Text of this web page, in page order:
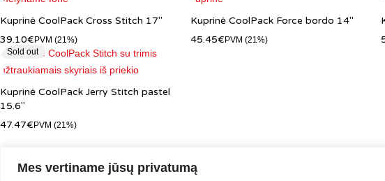
Mes vertiname jūsų privatumą
Kuprinė CoolPack Cross Stitch 17"
39.10€ PVM (21%)
Kuprinė CoolPack Force bordo 14″
45.45€ PVM (21%)
Sold out
Kuprinė CoolPack Jerry Stitch pastel
15.6″
47.47€ PVM (21%)
Informacinė pastaba: Prekių nuotraukos yra iliustracinio pobūdžio ir gali šiek tiek